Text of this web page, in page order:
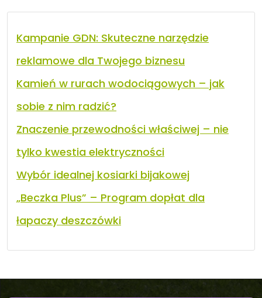
Kampanie GDN: Skuteczne narzędzie
reklamowe dla Twojego biznesu
Kamień w rurach wodociągowych – jak
sobie z nim radzić?
Znaczenie przewodności właściwej – nie
tylko kwestia elektryczności
Wybór idealnej kosiarki bijakowej
„Beczka Plus” – Program dopłat dla
łapaczy deszczówki